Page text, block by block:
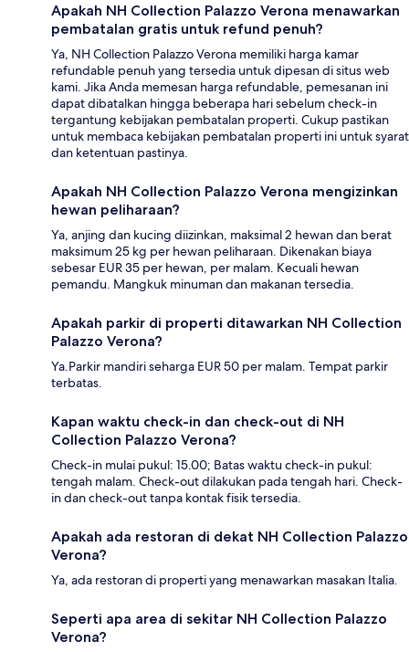
Apakah NH Collection Palazzo Verona menawarkan
pembatalan gratis untuk refund penuh?
Ya, NH Collection Palazzo Verona memiliki harga kamar
refundable penuh yang tersedia untuk dipesan di situs web
kami. Jika Anda memesan harga refundable, pemesanan ini
dapat dibatalkan hingga beberapa hari sebelum check-in
tergantung kebijakan pembatalan properti. Cukup pastikan
untuk membaca kebijakan pembatalan properti ini untuk syarat
dan ketentuan pastinya.
Apakah NH Collection Palazzo Verona mengizinkan
hewan peliharaan?
Ya, anjing dan kucing diizinkan, maksimal 2 hewan dan berat
maksimum 25 kg per hewan peliharaan. Dikenakan biaya
sebesar EUR 35 per hewan, per malam. Kecuali hewan
pemandu. Mangkuk minuman dan makanan tersedia.
Apakah parkir di properti ditawarkan NH Collection
Palazzo Verona?
Ya.Parkir mandiri seharga EUR 50 per malam. Tempat parkir
terbatas.
Kapan waktu check-in dan check-out di NH
Collection Palazzo Verona?
Check-in mulai pukul: 15.00; Batas waktu check-in pukul:
tengah malam. Check-out dilakukan pada tengah hari. Check-
in dan check-out tanpa kontak fisik tersedia.
Apakah ada restoran di dekat NH Collection Palazzo
Verona?
Ya, ada restoran di properti yang menawarkan masakan Italia.
Seperti apa area di sekitar NH Collection Palazzo
Verona?